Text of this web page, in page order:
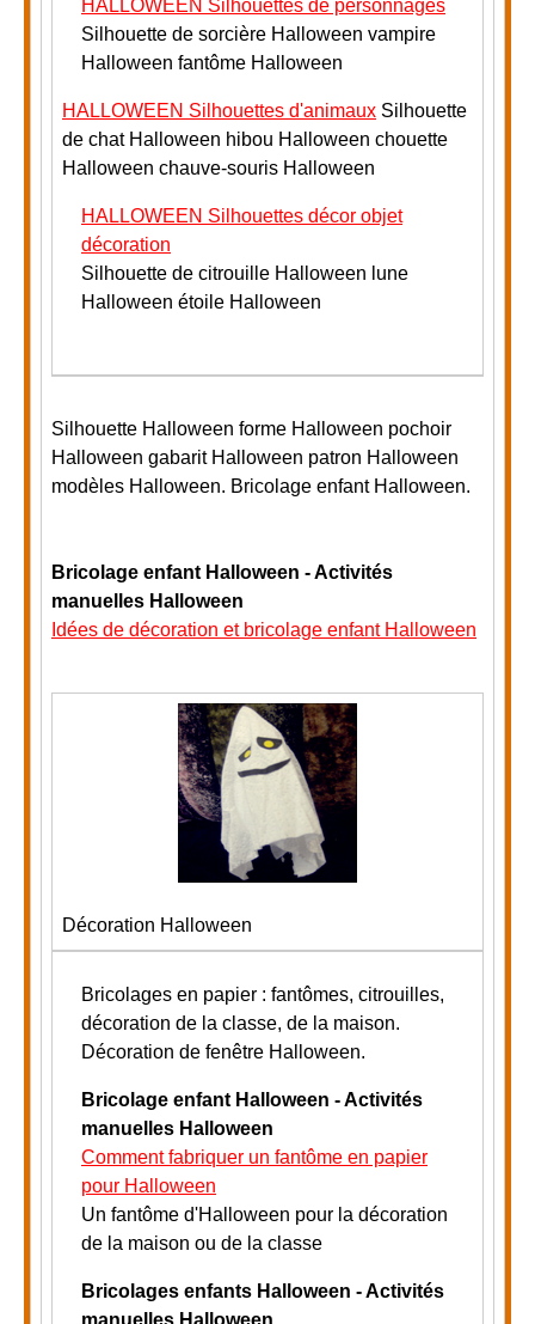
HALLOWEEN Silhouettes de personnages
Silhouette de sorcière Halloween vampire
Halloween fantôme Halloween
HALLOWEEN Silhouettes d'animaux Silhouette
de chat Halloween hibou Halloween chouette
Halloween chauve-souris Halloween
HALLOWEEN Silhouettes décor objet
décoration
Silhouette de citrouille Halloween lune
Halloween étoile Halloween
Silhouette Halloween forme Halloween pochoir
Halloween gabarit Halloween patron Halloween
modèles Halloween. Bricolage enfant Halloween.
Bricolage enfant Halloween - Activités
manuelles Halloween
Idées de décoration et bricolage enfant Halloween
Décoration Halloween
Bricolages en papier : fantômes, citrouilles,
décoration de la classe, de la maison.
Décoration de fenêtre Halloween.
Bricolage enfant Halloween - Activités
manuelles Halloween
Comment fabriquer un fantôme en papier
pour Halloween
Un fantôme d'Halloween pour la décoration
de la maison ou de la classe
Bricolages enfants Halloween - Activités
manuelles Halloween